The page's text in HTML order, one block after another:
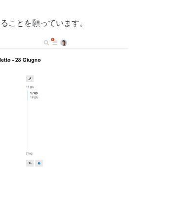
ことを願っています。